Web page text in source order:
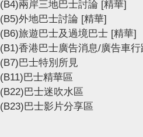
(B4)兩岸三地巴士討論 [精華]
(B5)外地巴士討論 [精華]
(B6)旅遊巴士及過境巴士 [精華]
(B1)香港巴士廣告消息/廣告車行
(B7)巴士特別所見
(B11)巴士精華區
(B22)巴士迷吹水區
(B23)巴士影片分享區